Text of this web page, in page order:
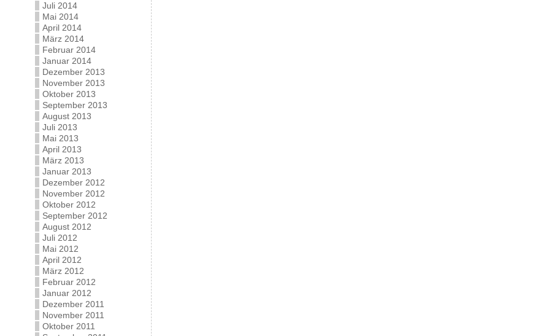
Juli 2014
Mai 2014
April 2014
März 2014
Februar 2014
Januar 2014
Dezember 2013
November 2013
Oktober 2013
September 2013
August 2013
Juli 2013
Mai 2013
April 2013
März 2013
Januar 2013
Dezember 2012
November 2012
Oktober 2012
September 2012
August 2012
Juli 2012
Mai 2012
April 2012
März 2012
Februar 2012
Januar 2012
Dezember 2011
November 2011
Oktober 2011